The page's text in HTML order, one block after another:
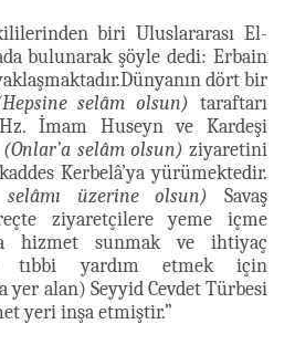
biri Uluslararası El-
bulunarak şöyle dedi: Erbain
dört bir
selâm olsun) taraftarı
İmam Huseyn ve Kardeşi
(Onlar’a selâm olsun) ziyaretini
Kerbelâ’ya yürümektedir.
selâmı üzerine olsun) Savaş
ziyaretçilere yeme içme
hizmet sunmak ve ihtiyaç
tıbbi yardım etmek için
yer alan) Seyyid Cevdet Türbesi
yeri inşa etmiştir.”